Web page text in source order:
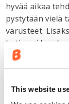
This website
hyvää aikaa
pystytään vielä
varusteet.
heti ensi
hoitaa Buster-
myymiensä